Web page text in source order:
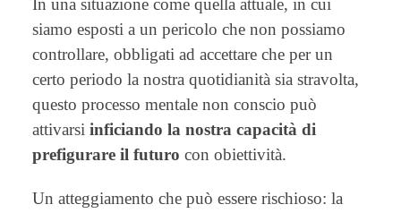
In una situazione come quella attuale, in cui
siamo esposti a un pericolo che non possiamo
controllare, obbligati ad accettare che per un
certo periodo la nostra quotidianità sia stravolta,
questo processo mentale non conscio può
attivarsiinficiando la nostra capacità di
prefigurare il futuro con obiettività.
Un atteggiamento che può essere rischioso: la